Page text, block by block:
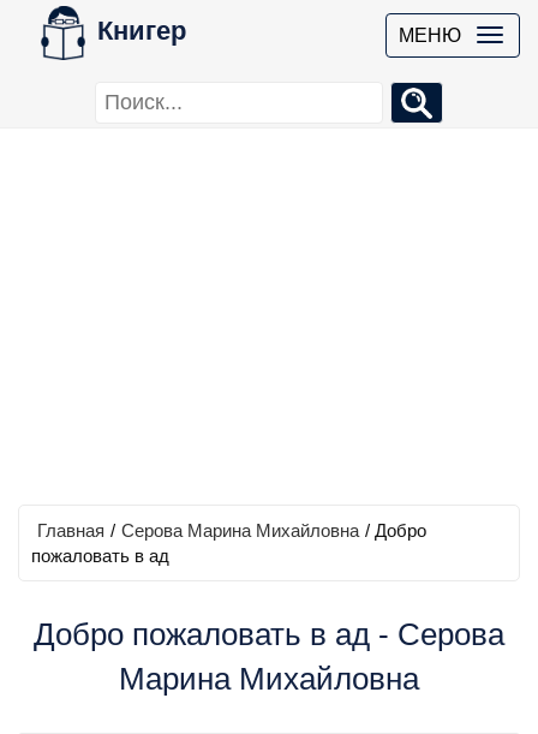
Книгер МЕНЮ
Главная / Серова Марина Михайловна / Добро
пожаловать в ад
Добро пожаловать в ад - Серова
Марина Михайловна